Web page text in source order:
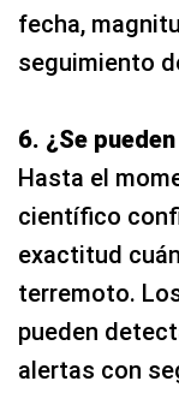
fecha,
seguimiento
6. ¿Se
Hasta el
científico
exactitud
terremoto.
pueden
alertas con